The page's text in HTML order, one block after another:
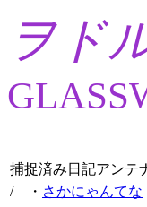
ヲド
捕捉済み日記アンテ
/ ・ さかにゃんてな